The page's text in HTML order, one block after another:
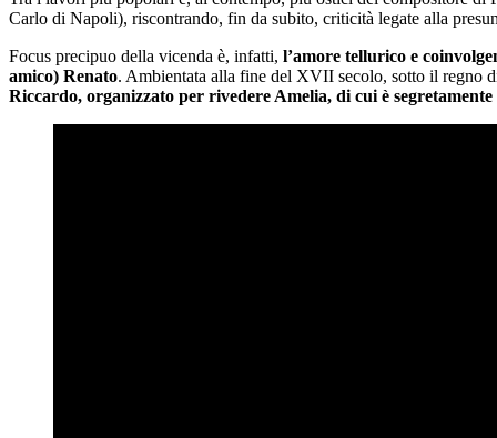
Carlo di Napoli), riscontrando, fin da subito, criticità legate alla
Focus precipuo della vicenda è, infatti, l’amore tellurico e
amico) Renato. Ambientata alla fine del XVII secolo, sotto il regno
Riccardo, organizzato per rivedere Amelia, di cui è